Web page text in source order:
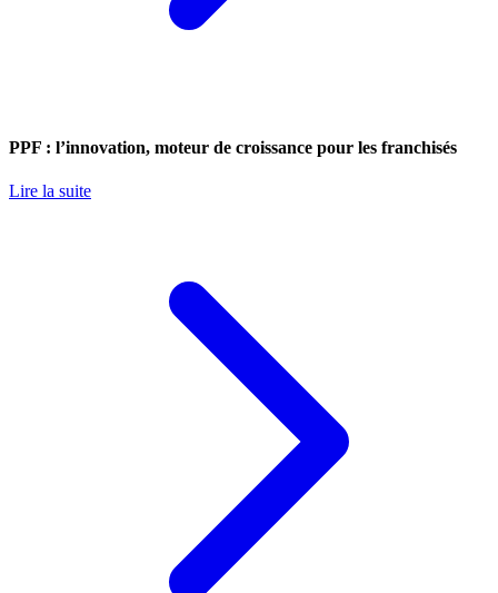
PPF : l’innovation, moteur de croissance pour les franchisés
Lire la suite